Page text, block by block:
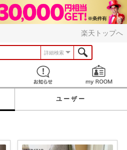
楽天トップへ
詳細検索
見つける お知らせ
ユーザー